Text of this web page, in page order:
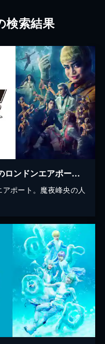
検索結果
舞台「パタリロ！」～霧のロンドンエアポート～
ポート。魔夜峰央の人